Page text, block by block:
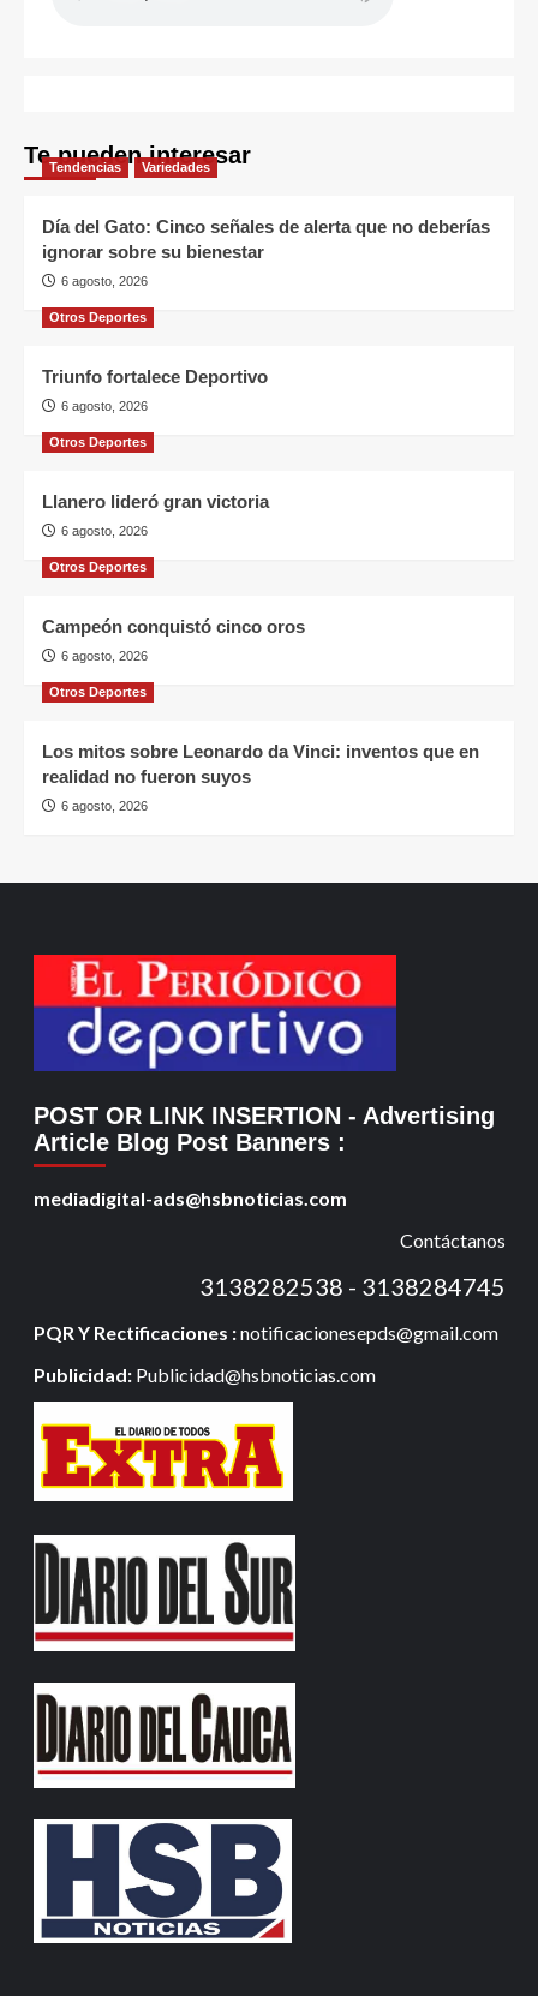
Te pueden interesar
Tendencias Variedades
Día del Gato: Cinco señales de alerta que no deberías
ignorar sobre su bienestar
6 agosto, 2026
Otros Deportes
Triunfo fortalece Deportivo
6 agosto, 2026
Otros Deportes
Llanero lideró gran victoria
6 agosto, 2026
Otros Deportes
Campeón conquistó cinco oros
6 agosto, 2026
Otros Deportes
Los mitos sobre Leonardo da Vinci: inventos que en
realidad no fueron suyos
6 agosto, 2026
POST OR LINK INSERTION - Advertising
Article Blog Post Banners :
mediadigital-ads@hsbnoticias.com
Contáctanos
3138282538 - 3138284745
PQR Y Rectificaciones :notificacionesepds@gmail.com
Publicidad: Publicidad@hsbnoticias.com